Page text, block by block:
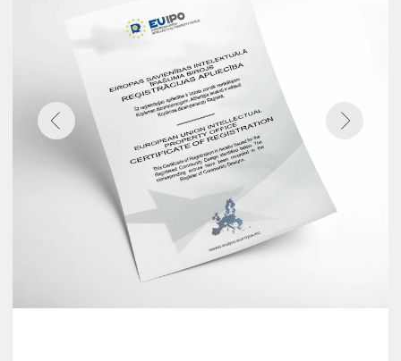
Мнение звезд
о купании
в Сибирском
Банном Чане